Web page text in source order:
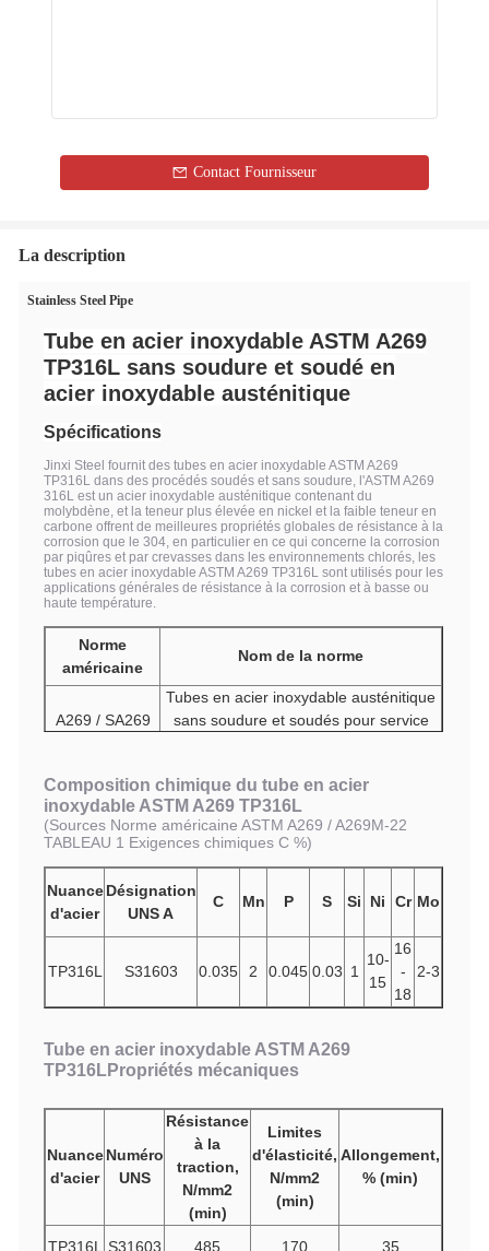
Contact Fournisseur
La description
Stainless Steel Pipe
Tube en acier inoxydable ASTM A269
TP316L sans soudure et soudé en
acier inoxydable austénitique
Spécifications
Jinxi Steel fournit des tubes en acier inoxydable ASTM A269
TP316L dans des procédés soudés et sans soudure, l'ASTM A269
316L est un acier inoxydable austénitique contenant du
molybdène, et la teneur plus élevée en nickel et la faible teneur en
carbone offrent de meilleures propriétés globales de résistance à la
corrosion que le 304, en particulier en ce qui concerne la corrosion
par piqûres et par crevasses dans les environnements chlorés, les
tubes en acier inoxydable ASTM A269 TP316L sont utilisés pour les
applications générales de résistance à la corrosion et à basse ou
haute température.
Norme
américaine
Nom de la norme
A269 / SA269
Tubes en acier inoxydable austénitique
sans soudure et soudés pour service
Composition chimique du tube en acier
inoxydable ASTM A269 TP316L
(Sources Norme américaine ASTM A269 / A269M-22
TABLEAU 1 Exigences chimiques C %)
Nuance
d'acier
Désignation
UNS A
C Mn P S Si Ni Cr Mo
TP316L S31603 0.035 2 0.045 0.03 1
10-
15
16
-
18
2-3
Tube en acier inoxydable ASTM A269
TP316LPropriétés mécaniques
Nuance
d'acier
Numéro
UNS
Résistance
à la
traction,
N/mm2
(min)
Limites
d'élasticité,
N/mm2
(min)
Allongement,
% (min)
TP316L S31603 485 170 35